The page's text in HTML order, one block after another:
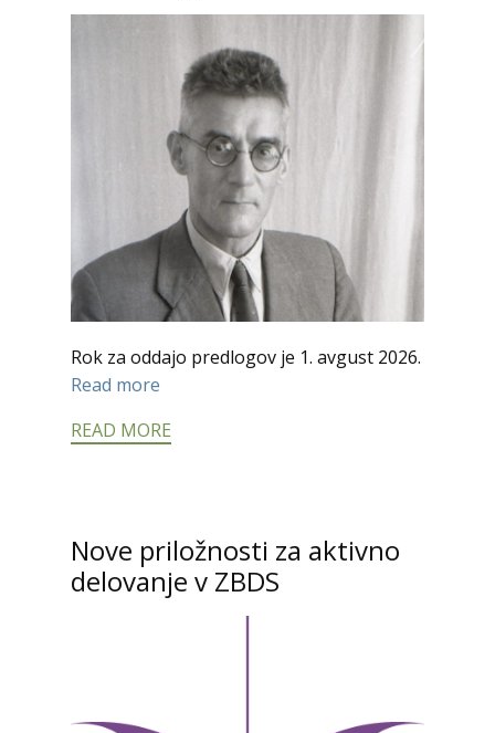
Rok za oddajo predlogov je 1. avgust 2026.
Read more
READ MORE
Nove priložnosti za aktivno
delovanje v ZBDS